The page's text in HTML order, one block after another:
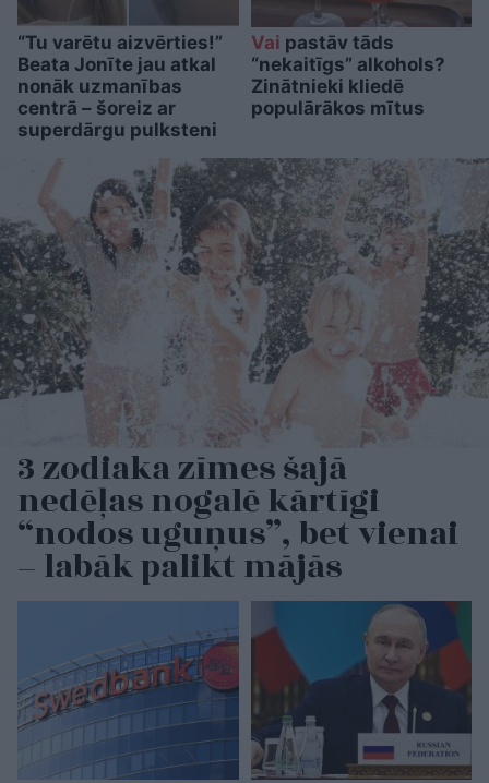
“Tu varētu aizvērties!”
Beata Jonīte jau atkal
nonāk uzmanības
centrā – šoreiz ar
superdārgu pulksteni
Vai pastāv tāds
“nekaitīgs” alkohols?
Zinātnieki kliedē
populārākos mītus
3 zodiaka zīmes šajā
nedēļas nogalē kārtīgi
“nodos uguņus”, bet vienai
– labāk palikt mājās